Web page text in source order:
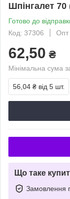
Шпінгалет 70
Готово до
Код: 37306
Опт
62,50 ₴
Мінімальна сума
56,04 ₴ від 5 шт.
Що таке
Замовлення